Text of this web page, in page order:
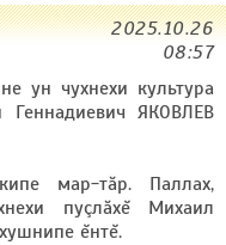
2025.10.26
08:57
ун чухнехи культура
Геннадиевич ЯКОВЛЕВ
мар-тăр. Паллах,
пуçлăхĕ Михаил
ĕнтĕ.